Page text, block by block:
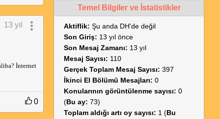
13 yıl
İnternet
0
Temel Bilgiler ve İstatistikler
Aktiflik: Şu anda DH'de değil
Son Giriş: 13 yıl önce
Son Mesaj Zamanı: 13 yıl
Mesaj Sayısı: 110
Gerçek Toplam Mesaj Sayısı: 397
İkinci El Bölümü Mesajları: 0
Konularının görüntülenme sayısı: 0
(Bu ay: 73)
Toplam aldığı artı oy sayısı: 1 (Bu